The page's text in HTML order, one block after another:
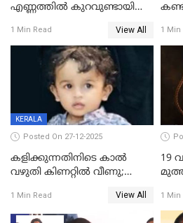
എണ്ണത്തിൽ കുറവുണ്ടായിട്ടും
കുതിച്ചുയരുന്നു
1 Min Read View All 1 Min
KERALA
Posted On 27-12-2025
കളിക്കുന്നതിനിടെ കാൽ
വഴുതി കിണറ്റിൽ വീണു;
ദാരുണാന്ത്യം
1 Min Read View All
19
1 Min